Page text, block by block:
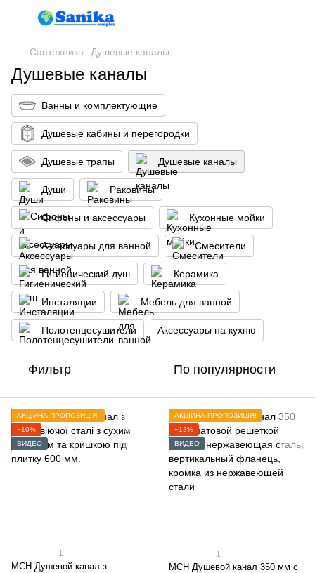
Сантехника Душевые каналы
Душевые каналы
Ванны и комплектующие
Душевые кабины и перегородки
Душевые трапы Душевые каналы
Души Раковины
Сифоны и аксессуары Кухонные мойки
Аксессуары для ванной Смесители
Гигиенический душ Керамика
Инсталяции Мебель для ванной
Полотенцесушители Аксессуары на кухню
Фильтр По популярности
АКЦІЙНА ПРОПОЗИЦІЯ!
−10%
ВИДЕО
1
MCH Душевой канал з
АКЦІЙНА ПРОПОЗИЦІЯ!
−13%
ВИДЕО
1
MCH Душевой канал 350 мм с